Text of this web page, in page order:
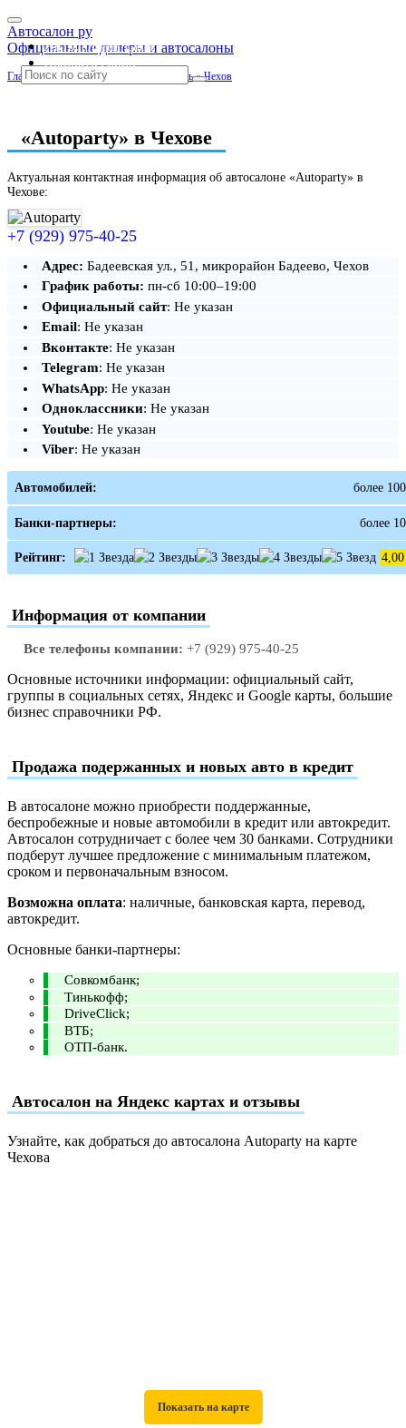
Автосалон ру
Официальные дилеры и автосалоны
Автосалоны Lada
Выбрать город
Главная » Москва и Московская область » Чехов
«Autoparty» в Чехове
Актуальная контактная информация об автосалоне «Autoparty» в
Чехове:
+7 (929) 975-40-25
Адрес: Бадеевская ул., 51, микрорайон Бадеево, Чехов
График работы: пн-сб 10:00–19:00
Официальный сайт: Не указан
Email: Не указан
Вконтакте: Не указан
Telegram: Не указан
WhatsApp: Не указан
Одноклассники: Не указан
Youtube: Не указан
Viber: Не указан
Автомобилей: более 100
Банки-партнеры: более 10
Рейтинг: 4,00
Информация от компании
Все телефоны компании: +7 (929) 975-40-25
Основные источники информации: официальный сайт,
группы в социальных сетях, Яндекс и Google карты, большие
бизнес справочники РФ.
Продажа подержанных и новых авто в кредит
В автосалоне можно приобрести поддержанные,
беспробежные и новые автомобили в кредит или автокредит.
Автосалон сотрудничает с более чем 30 банками. Сотрудники
подберут лучшее предложение с минимальным платежом,
сроком и первоначальным взносом.
Возможна оплата: наличные, банковская карта, перевод,
автокредит.
Основные банки-партнеры:
Совкомбанк;
Тинькофф;
DriveClick;
ВТБ;
ОТП-банк.
Автосалон на Яндекс картах и отзывы
Узнайте, как добраться до автосалона Autoparty на карте
Чехова